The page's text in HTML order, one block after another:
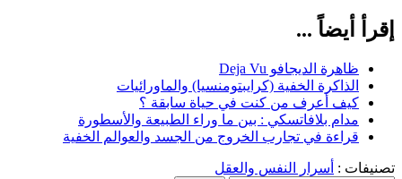
أيضاً ...
ظاهرة الديجافو Deja Vu
الذاكرة الخفية (كرايبتومنسيا) والماورائيات
كيف أعرف من كنت في حياة سابقة ؟
مدام بلافاتسكي : بين ما وراء الطبيعة والأسطورة
قراءة في تجارب الخروج من الجسد والعوالم الخفية
:أسرار النفس والعقل